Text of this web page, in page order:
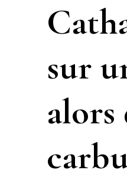
sur
alors